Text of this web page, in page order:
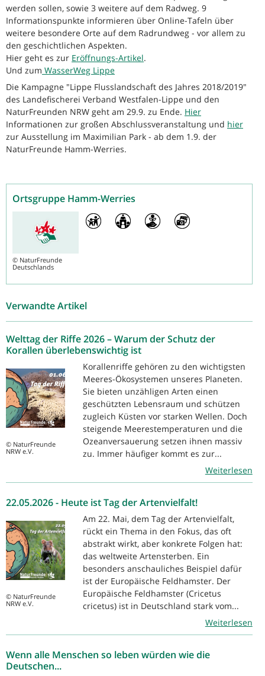
werden sollen, sowie 3 weitere auf dem Radweg. 9
Informationspunkte informieren über Online-Tafeln über
weitere besondere Orte auf dem Radrundweg - vor allem zu
den geschichtlichen Aspekten.
Hier geht es zur Eröffnungs-Artikel.
Und zum WasserWeg Lippe
Die Kampagne "Lippe Flusslandschaft des Jahres 2018/2019"
des Landefischerei Verband Westfalen-Lippe und den
NaturFreunden NRW geht am 29.9. zu Ende. Hier
Informationen zur großen Abschlussveranstaltung und hier
zur Ausstellung im Maximilian Park - ab dem 1.9. der
NaturFreunde Hamm-Werries.
Ortsgruppe Hamm-Werries
© NaturFreunde
Deutschlands
Verwandte Artikel
Welttag der Riffe 2026 – Warum der Schutz der
Korallen überlebenswichtig ist
© NaturFreunde
NRW e.V.
Korallenriffe gehören zu den wichtigsten
Meeres-Ökosystemen unseres Planeten.
Sie bieten unzähligen Arten einen
geschützten Lebensraum und schützen
zugleich Küsten vor starken Wellen. Doch
steigende Meerestemperaturen und die
Ozeanversauerung setzen ihnen massiv
zu. Immer häufiger kommt es zur...
Weiterlesen
22.05.2026 - Heute ist Tag der Artenvielfalt!
© NaturFreunde
NRW e.V.
Am 22. Mai, dem Tag der Artenvielfalt,
rückt ein Thema in den Fokus, das oft
abstrakt wirkt, aber konkrete Folgen hat:
das weltweite Artensterben. Ein
besonders anschauliches Beispiel dafür
ist der Europäische Feldhamster. Der
Europäische Feldhamster (Cricetus
cricetus) ist in Deutschland stark vom...
Weiterlesen
Wenn alle Menschen so leben würden wie die
Deutschen...